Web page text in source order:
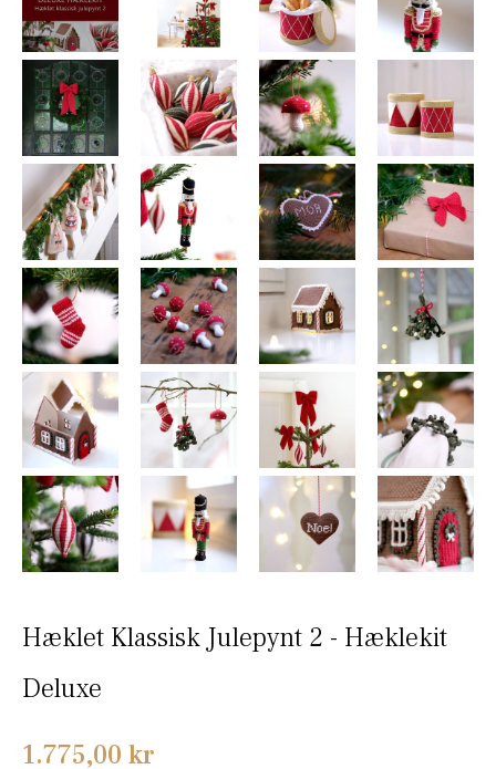
Hæklet Klassisk Julepynt 2 - Hæklekit
Deluxe
Normalpris
1.775,00 kr